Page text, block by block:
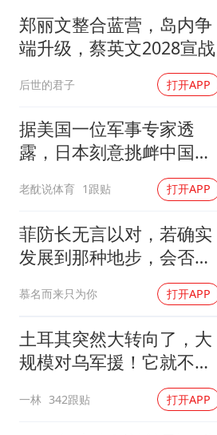
郑丽文整合蓝营，岛内争
端升级，蔡英文2028宣战
后世的君子 打开APP
据美国一位军事专家透
露，日本刻意挑衅中国，
是为了实现别的目标
老酖说体育 1跟贴 打开APP
菲防长无言以对，若确实
发展到那种地步，会否上
慕名而来只为你 打开APP
土耳其突然大转向了，大
规模对乌军援！它就不怕
一林 342跟贴 打开APP